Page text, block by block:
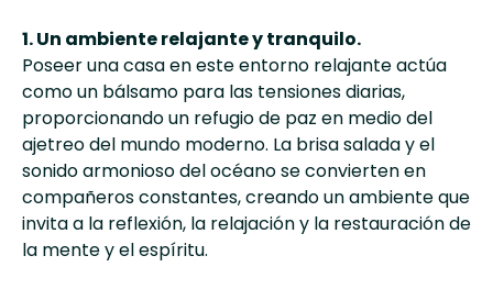
1. Un ambiente relajante y tranquilo.
Poseer una casa en este entorno relajante actúa
como un bálsamo para las tensiones diarias,
proporcionando un refugio de paz en medio del
ajetreo del mundo moderno. La brisa salada y el
sonido armonioso del océano se convierten en
compañeros constantes, creando un ambiente que
invita a la reflexión, la relajación y la restauración de
la mente y el espíritu.